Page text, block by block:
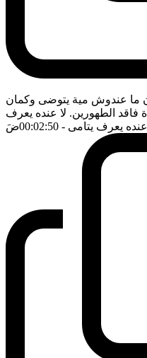
ما عندوش مية يتوضى وكمان
فاقد الطهورين. لا عنده يعرف
يعرف يتامى - 00:02:50 ضَ